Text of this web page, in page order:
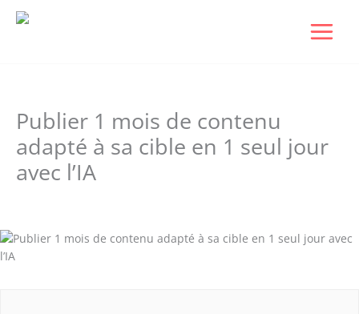
Aller
Publier 1 mois de contenu
adapté à sa cible en 1 seul jour
avec l’IA